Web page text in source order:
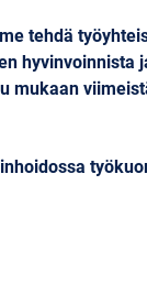
tehdä